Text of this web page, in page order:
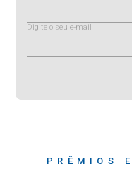
Digite o seu e-mail
PRÊMIOS